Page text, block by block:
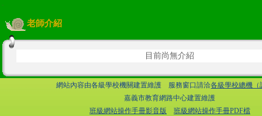
老師介紹
目前尚無介紹
網站內容由各級學校機關建置維護 服務窗口請洽各級學校總機（
嘉義市教育網路中心建置維護
班級網站操作手冊影音版
班級網站操作手冊PDF檔